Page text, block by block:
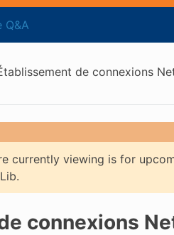
Q&A
de connexions
currently viewing is for
connexions